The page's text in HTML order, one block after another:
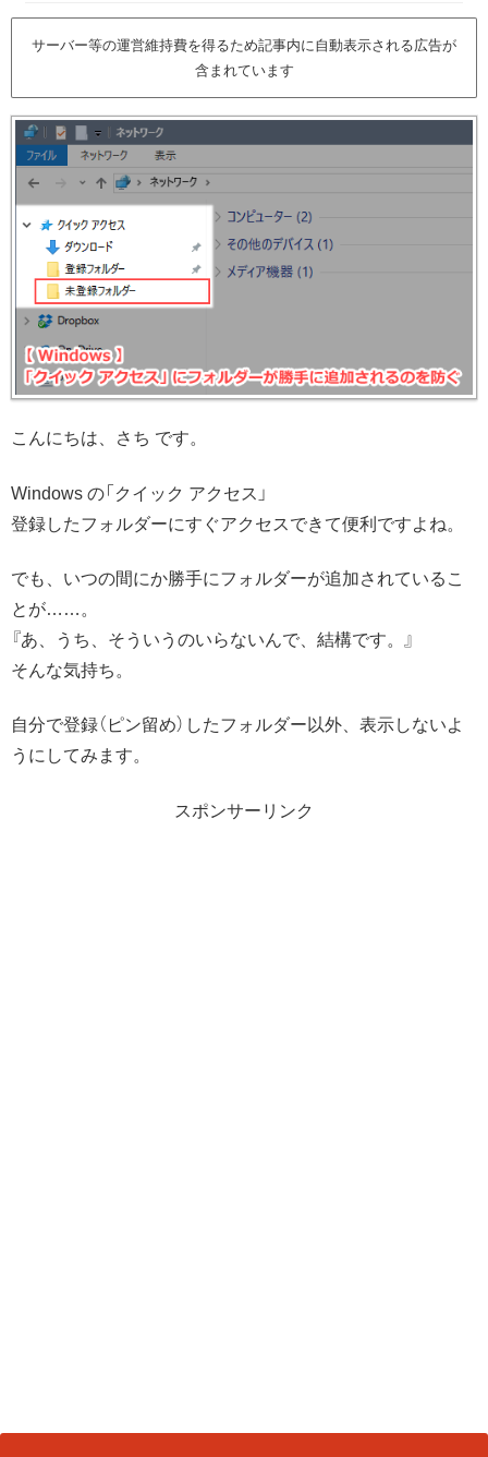
サーバー等の運営維持費を得るため記事内に自動表示される広告が
含まれています
こんにちは、さち です。
Windows の「クイック アクセス」
登録したフォルダーにすぐアクセスできて便利ですよね。
でも、いつの間にか勝手にフォルダーが追加されているこ
とが……。
『あ、うち、そういうのいらないんで、結構です。』
そんな気持ち。
自分で登録（ピン留め）したフォルダー以外、表示しないよ
うにしてみます。
スポンサーリンク